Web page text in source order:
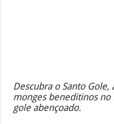
Descubra o Santo
monges beneditinos no
gole abençoado.